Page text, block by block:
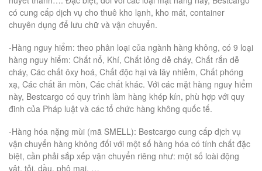
có cung cấp dịch vụ cho thuê kho lạnh, kho mát, container
chuyên dụng để lưu chữ và vận chuyển.
-Hàng nguy hiểm: theo phân loại của ngành hàng không, có 9 loại
hàng nguy hiểm: Chất nổ, Khí, Chất lỏng dễ cháy, Chất rắn dễ
cháy, Các chất ôxy hoá, Chất độc hại và lây nhiễm, Chất phóng
xạ, Các chất ăn mòn, Các chất khác. Với các mặt hàng nguy hiểm
này, Bestcargo có quy trình làm hàng khép kín, phù hợp với quy
đinh của Pháp luật và các tổ chức hàng không quốc tế.
-Hàng hóa nặng mùi (mã SMELL): Bestcargo cung cấp dịch vụ
vận chuyển hàng không đối với một số hàng hóa có tính chất đặc
biệt, cần phải sắp xếp vận chuyển riêng như: một số loài động
vật, tỏi, dầu, phô mai, …